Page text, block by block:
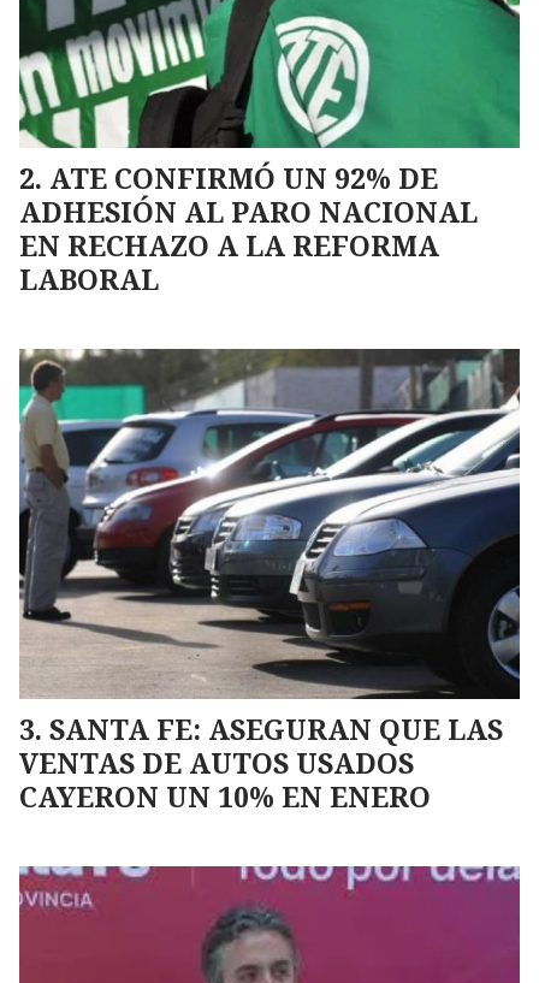
ATE CONFIRMÓ UN 92% DE
ADHESIÓN AL PARO NACIONAL
EN RECHAZO A LA REFORMA
LABORAL
SANTA FE: ASEGURAN QUE LAS
VENTAS DE AUTOS USADOS
CAYERON UN 10% EN ENERO